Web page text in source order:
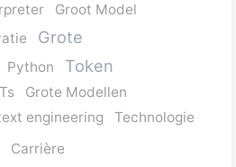
Groot Model
Grote
Python Token
Grote Modellen
engineering Technologie
Carrière